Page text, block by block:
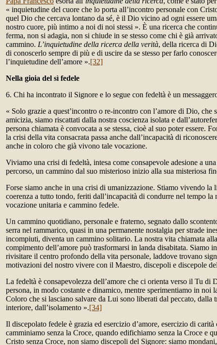
« inquietudine del cuore che lo porta all’incontro personale con
quel Dio che cercava lontano da sé, è il Dio vicino ad ogni essere
nostro cuore, più intimo a noi di noi stessi ». È una ricerca che
ferma, non si adagia, non si chiude in se stesso come chi è già
cammino. L’inquietudine della ricerca della verità, della ricerca di
di conoscerlo sempre di più e di uscire da se stesso per farlo
l’inquietudine dell’amore ».[32]
Nella gioia del sì fedele
6. Chi ha incontrato il Signore e lo segue con fedeltà è un
« Solo grazie a quest’incontro o re-incontro con l’amore di Dio, che
amicizia, siamo riscattati dalla nostra coscienza isolata e
persona chiamata è convocata a se stessa, cioè al suo poter essere.
la crisi della vita consacrata passa anche dall’incapacità di
anche in coloro che già vivono tale vocazione.
Viviamo una crisi di fedeltà, intesa come consapevole adesione a
percorso, un cammino dal suo misterioso inizio alla sua misteriosa
Forse siamo anche in una crisi di umanizzazione. Stiamo vivendo la
coerenza a tutto tondo, feriti dall’incapacità di condurre nel tempo la
vocazione unitaria e cammino fedele.
Un cammino quotidiano, personale e fraterno, segnato dallo
serra nel rammarico, quasi in una permanente nostalgia per strade
incompiuti, diventa un cammino solitario. La nostra vita chiamata
compimento dell’amore può trasformarsi in landa disabitata. Siamo
rivisitare il centro profondo della vita personale, laddove trovano
motivazioni del nostro vivere con il Maestro, discepoli e discepole
La fedeltà è consapevolezza dell’amore che ci orienta verso il Tu di
persona, in modo costante e dinamico, mentre sperimentiamo in noi
Coloro che si lasciano salvare da Lui sono liberati dal peccato, dalla
interiore, dall’isolamento ».[34]
Il discepolato fedele è grazia ed esercizio d’amore, esercizio di
camminiamo senza la Croce, quando edifichiamo senza la Croce e
Cristo senza Croce, non siamo discepoli del Signore: siamo